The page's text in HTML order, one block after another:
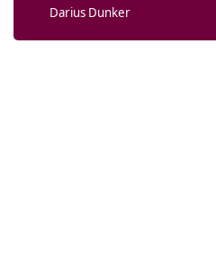
Darius Dunker